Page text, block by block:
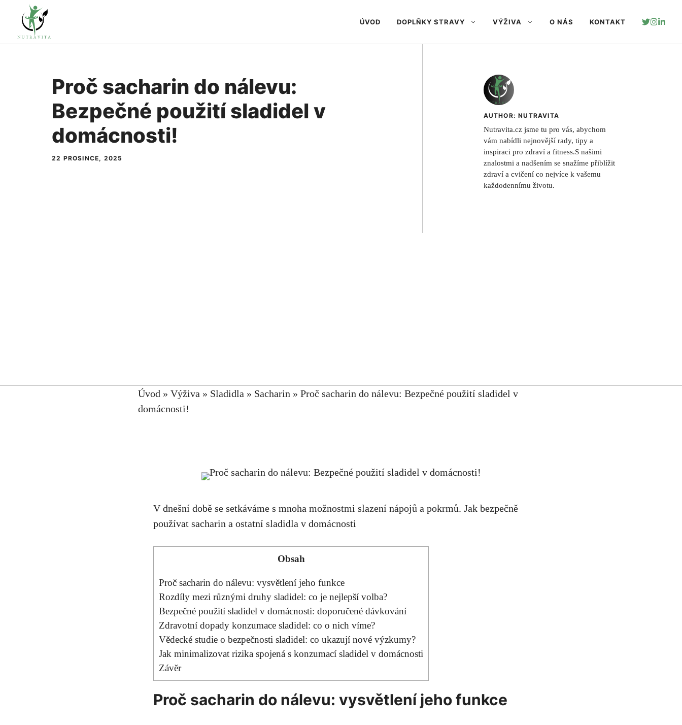
Přeskočit
obsah
ÚVOD DOPLŇKY STRAVY VÝŽIVA O NÁS KONTAKT
Proč sacharin do nálevu:
Bezpečné použití sladidel v
domácnosti!
22 PROSINCE, 2025
AUTHOR: NUTRAVITA
Nutravita.cz jsme tu pro vás, abychom
vám nabídli nejnovější rady, tipy a
inspiraci pro zdraví a fitness.S našimi
znalostmi a nadšením se snažíme přiblížit
zdraví a cvičení co nejvíce k vašemu
každodennímu životu.
Úvod » Výživa » Sladidla » Sacharin » Proč sacharin do nálevu: Bezpečné použití sladidel v
domácnosti!
V dnešní ‌době se setkáváme s mnoha ⁢možnostmi ⁤slazení⁢ nápojů a pokrmů.⁢ Jak bezpečně
používat ‌sacharin a⁣ ostatní sladidla v domácnosti
Obsah
Proč sacharin do nálevu:⁤ vysvětlení jeho funkce
Rozdíly mezi ⁤různými druhy ⁢sladidel:​ co je nejlepší volba?
Bezpečné ⁤použití⁣ sladidel v domácnosti: doporučené dávkování
Zdravotní dopady konzumace sladidel: co o nich víme?
Vědecké studie o‍ bezpečnosti ‍sladidel: co ukazují ⁤nové výzkumy?
Jak minimalizovat rizika spojená⁢ s konzumací sladidel v domácnosti
Závěr
Proč sacharin do nálevu:⁤ vysvětlení jeho funkce